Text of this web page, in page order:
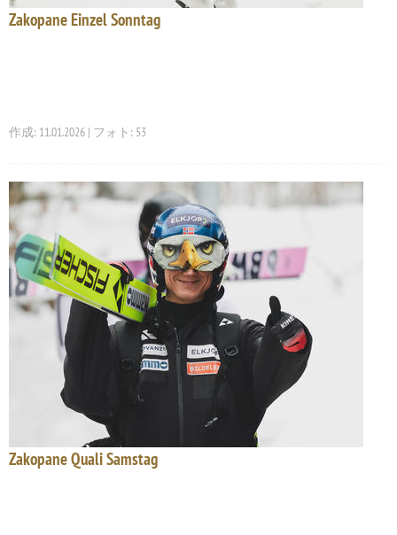
Zakopane Einzel Sonntag
作成: 11.01.2026 | フォト: 53
Zakopane Quali Samstag